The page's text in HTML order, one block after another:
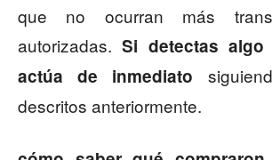
que no ocurran más
autorizadas.Si detectas algo
actúa de inmediato
descritos anteriormente.